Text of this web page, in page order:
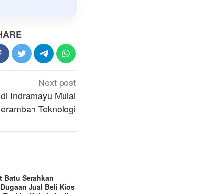
Next post
Indramayu Mulai
Teknologi
Batu Serahkan
Jual Beli Kios